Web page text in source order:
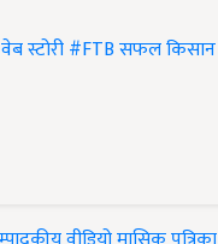
वेब स्टोरी#FTBसफल किसान